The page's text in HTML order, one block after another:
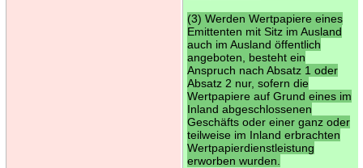
(3) Werden Wertpapiere eines
Emittenten mit Sitz im Ausland
auch im Ausland öffentlich
angeboten, besteht ein
Anspruch nach Absatz 1 oder
Absatz 2 nur, sofern die
Wertpapiere auf Grund eines im
Inland abgeschlossenen
Geschäfts oder einer ganz oder
teilweise im Inland erbrachten
Wertpapierdienstleistung
erworben wurden.